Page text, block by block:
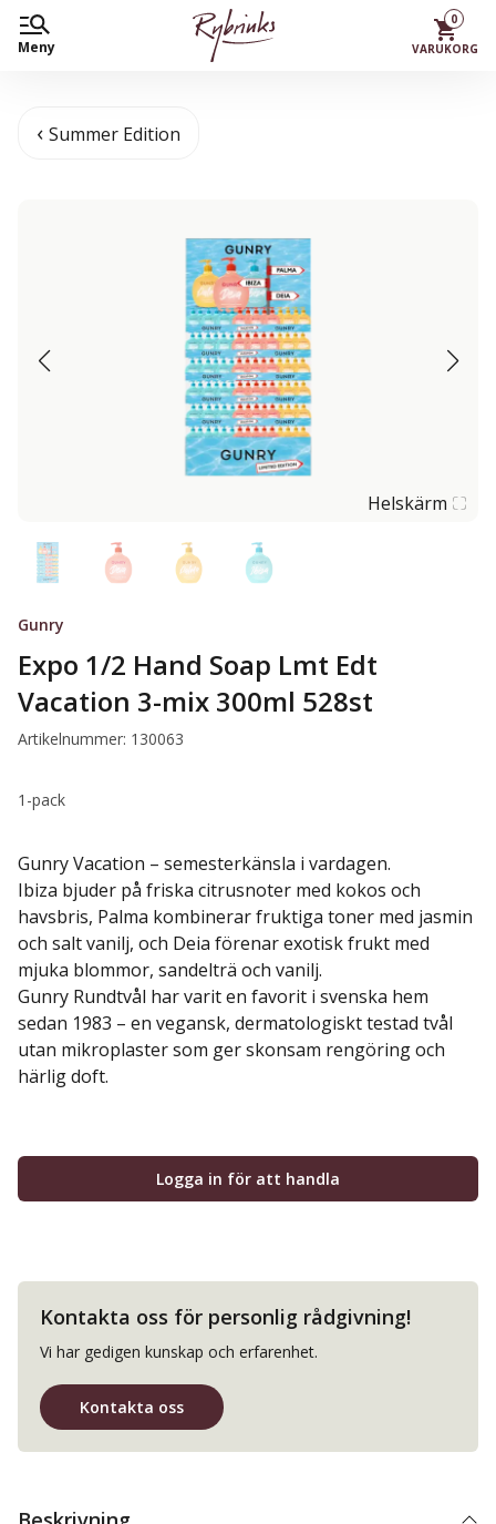
Meny
0
VARUKORG
Summer Edition
Helskärm
Gunry
Expo 1/2 Hand Soap Lmt Edt
Vacation 3-mix 300ml 528st
Artikelnummer: 130063
1-pack
Gunry Vacation – semesterkänsla i vardagen.
Ibiza bjuder på friska citrusnoter med kokos och
havsbris, Palma kombinerar fruktiga toner med jasmin
och salt vanilj, och Deia förenar exotisk frukt med
mjuka blommor, sandelträ och vanilj.
Gunry Rundtvål har varit en favorit i svenska hem
sedan 1983 – en vegansk, dermatologiskt testad tvål
utan mikroplaster som ger skonsam rengöring och
härlig doft.
Logga in för att handla
Kontakta oss för personlig rådgivning!
Vi har gedigen kunskap och erfarenhet.
Kontakta oss